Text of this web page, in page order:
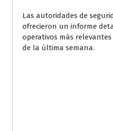
Las autoridades de
ofrecieron un informe
operativos más
de la última semana.